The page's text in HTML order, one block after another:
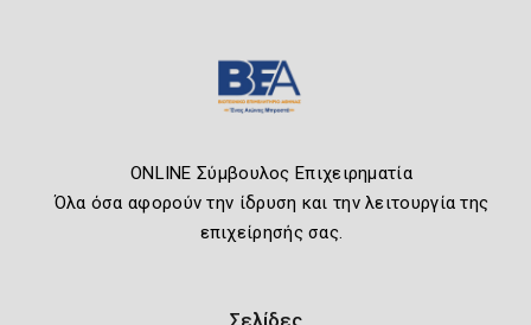
ONLINE Σύμβουλος Επιχειρηματία
Όλα όσα αφορούν την ίδρυση και την λειτουργία της
επιχείρησής σας.
Σελίδες